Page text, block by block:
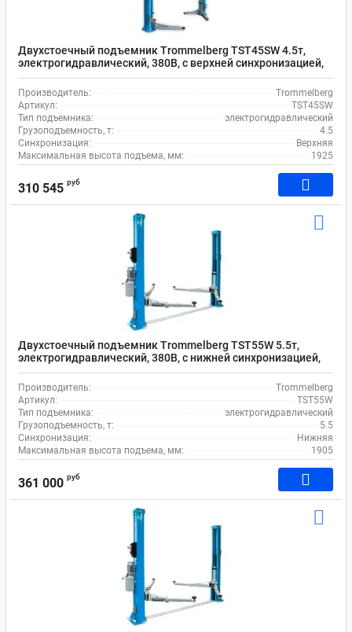
Двухстоечный подъемник Trommelberg TST45SW 4.5т,
электрогидравлический, 380В, с верхней синхронизацией,
110-1925 мм
Производитель:
Trommelberg
Артикул:
TST45SW
Тип подъемника:
электрогидравлический
Грузоподъемность, т:
4.5
Синхронизация:
Верхняя
Максимальная высота подъема, мм:
1925
310 545 руб
Двухстоечный подъемник Trommelberg TST55W 5.5т,
электрогидравлический, 380В, с нижней синхронизацией,
110-1905 мм
Производитель:
Trommelberg
Артикул:
TST55W
Тип подъемника:
электрогидравлический
Грузоподъемность, т:
5.5
Синхронизация:
Нижняя
Максимальная высота подъема, мм:
1905
361 000 руб